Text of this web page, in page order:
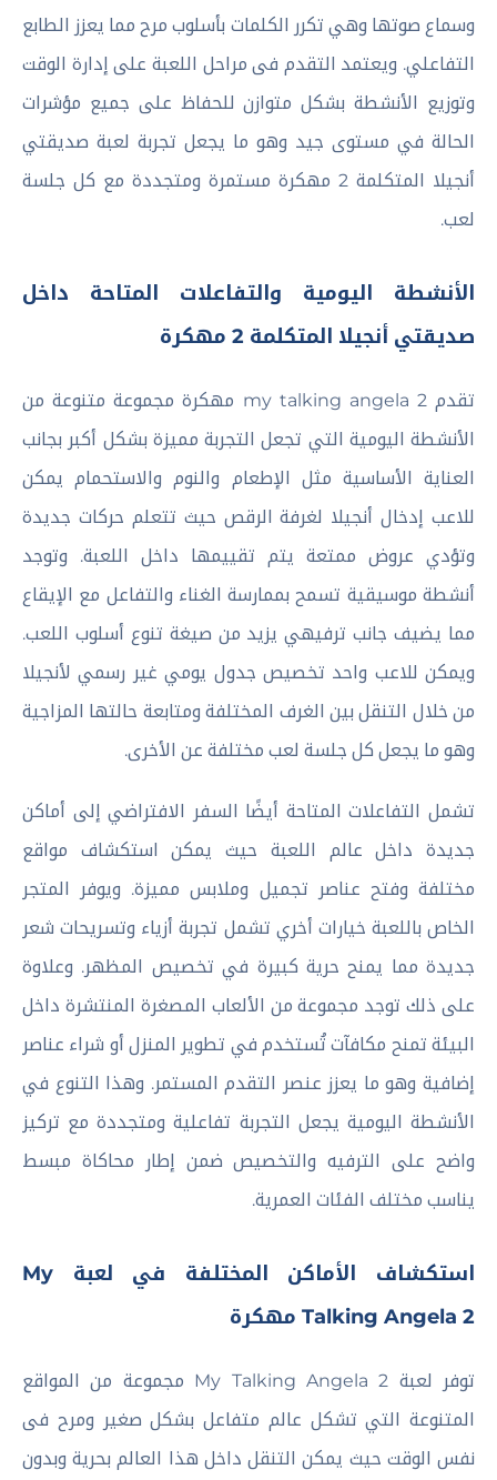
وسماع صوتها وهي تكرر الكلمات بأسلوب مرح مما يعزز الطابع
التفاعلي. ويعتمد التقدم فى مراحل اللعبة على إدارة الوقت
وتوزيع الأنشطة بشكل متوازن للحفاظ على جميع مؤشرات
الحالة في مستوى جيد وهو ما يجعل تجربة لعبة صديقتي
أنجيلا المتكلمة 2 مهكرة مستمرة ومتجددة مع كل جلسة
لعب.
الأنشطة اليومية والتفاعلات المتاحة داخل
صديقتي أنجيلا المتكلمة 2 مهكرة
تقدم my talking angela 2 مهكرة مجموعة متنوعة من
الأنشطة اليومية التي تجعل التجربة مميزة بشكل أكبر بجانب
العناية الأساسية مثل الإطعام والنوم والاستحمام يمكن
للاعب إدخال أنجيلا لغرفة الرقص حيث تتعلم حركات جديدة
وتؤدي عروض ممتعة يتم تقييمها داخل اللعبة. وتوجد
أنشطة موسيقية تسمح بممارسة الغناء والتفاعل مع الإيقاع
مما يضيف جانب ترفيهي يزيد من صيغة تنوع أسلوب اللعب.
ويمكن للاعب واحد تخصيص جدول يومي غير رسمي لأنجيلا
من خلال التنقل بين الغرف المختلفة ومتابعة حالتها المزاجية
وهو ما يجعل كل جلسة لعب مختلفة عن الأخرى.
تشمل التفاعلات المتاحة أيضًا السفر الافتراضي إلى أماكن
جديدة داخل عالم اللعبة حيث يمكن استكشاف مواقع
مختلفة وفتح عناصر تجميل وملابس مميزة. ويوفر المتجر
الخاص باللعبة خيارات أخري تشمل تجربة أزياء وتسريحات شعر
جديدة مما يمنح حرية كبيرة في تخصيص المظهر. وعلاوة
على ذلك توجد مجموعة من الألعاب المصغرة المنتشرة داخل
البيئة تمنح مكافآت تُستخدم في تطوير المنزل أو شراء عناصر
إضافية وهو ما يعزز عنصر التقدم المستمر. وهذا التنوع في
الأنشطة اليومية يجعل التجربة تفاعلية ومتجددة مع تركيز
واضح على الترفيه والتخصيص ضمن إطار محاكاة مبسط
يناسب مختلف الفئات العمرية.
استكشاف الأماكن المختلفة في لعبة My
Talking Angela 2 مهكرة
توفر لعبة My Talking Angela 2 مجموعة من المواقع
المتنوعة التي تشكل عالم متفاعل بشكل صغير ومرح فى
نفس الوقت حيث يمكن التنقل داخل هذا العالم بحرية وبدون